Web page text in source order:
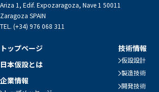
Ariza 1, Edif. Expozaragoza, Nave 1 50011
Zaragoza SPAIN
TEL. (+34) 976 068 311
トップページ
日本仮設とは
企業情報
技術情報
仮設設計
製造技術
開発技術